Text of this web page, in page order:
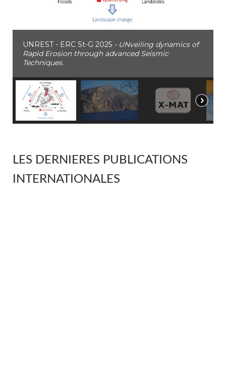
UNREST - ERC St-G 2025 - UNveiling dynamics of
Rapid Erosion through advanced Seismic
Techniques.
LES DERNIERES PUBLICATIONS
INTERNATIONALES